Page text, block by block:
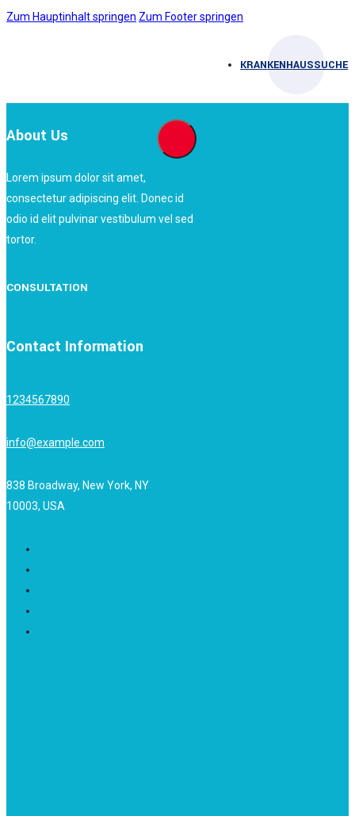
Zum Hauptinhalt springen Zum Footer springen
KRANKENHAUSSUCHE
About Us
Lorem ipsum dolor sit amet,
consectetur adipiscing elit. Donec id
odio id elit pulvinar vestibulum vel sed
tortor.
CONSULTATION
Contact Information
1234567890
info@example.com
838 Broadway, New York, NY
10003, USA